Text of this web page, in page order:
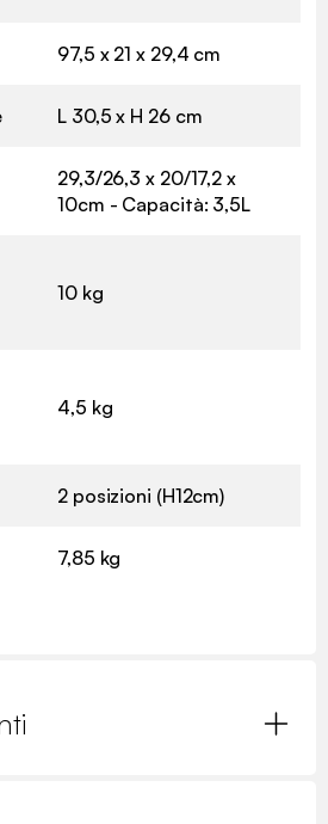
97,5 x 21 x 29,4 cm
L 30,5 x H 26 cm
29,3/26,3 x 20/17,2 x
10cm - Capacità: 3,5L
10 kg
4,5 kg
2 posizioni (H12cm)
7,85 kg